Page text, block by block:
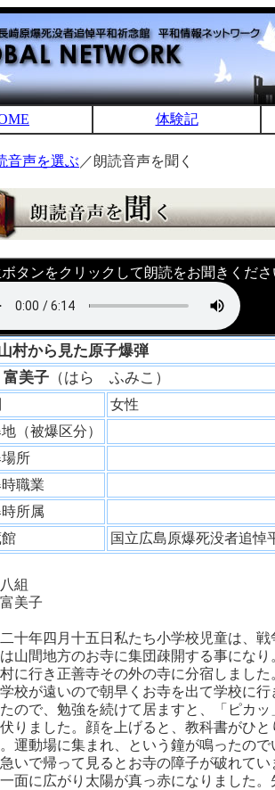
体験記
音声を選ぶ ／朗読音声を聞く
タンをクリックして朗読をお聞きくださ
村から見た原子爆弾
美子 （はら ふみこ）
女性
（被爆区分）
所
職業
所属
国立広島原爆死没者追
組
美子
十年四月十五日私たち小学校児童は、
山間地方のお寺に集団疎開する事にな
に行き正善寺その外の寺に分宿しまし
校が遠いので朝早くお寺を出て学校に
ので、勉強を続けて居ますと、「ピカ
りました。顔を上げると、教科書がひ
運動場に集まれ、という鐘が鳴ったの
いで帰って見るとお寺の障子が破れて
面に広がり太陽が真っ赤になりました